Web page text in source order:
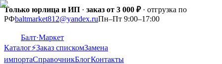
Только юрлица и ИП · заказ от 3 000 ₽· отгрузка по
РФbaltmarket812@yandex.ruПн–Пт 9:00–17:00
Балт·Маркет
Каталог⚡Заказ спискомЗамена
импортаСправочникБлогКонтакты